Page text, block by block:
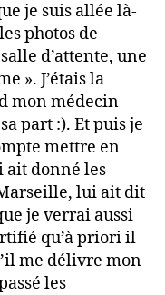
je suis allée là-
photos de
d’attente, une
». J’étais la
mon médecin
part :). Et puis je
mettre en
ait donné les
lui ait dit
je verrai aussi
qu’à priori il
me délivre mon
les